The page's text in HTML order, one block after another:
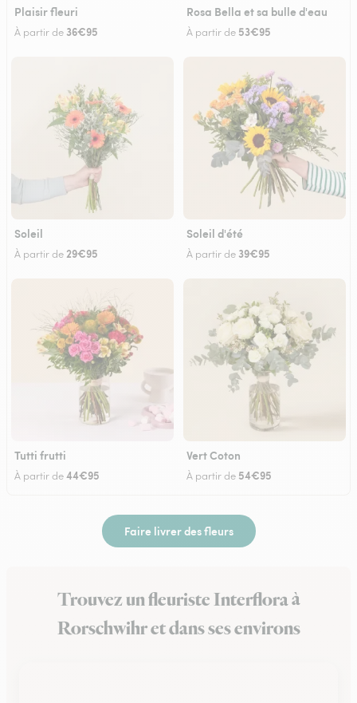
Plaisir fleuri
À partir de 36€95
Rosa Bella et sa bulle d'eau
À partir de 53€95
Soleil
À partir de29€95
Soleil d'été
À partir de 39€95
Tutti frutti
À partir de44€95
Vert Coton
À partir de 54€95
Faire livrer des fleurs
Trouvez un fleuriste Interflora à
Rorschwihr et dans ses environs